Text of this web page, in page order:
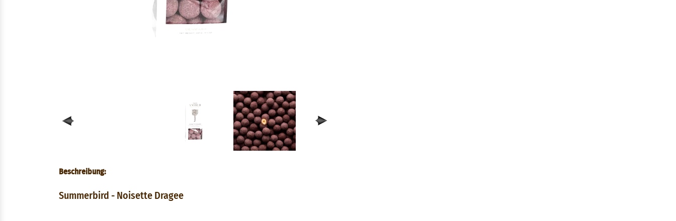
Beschreibung:
Summerbird - Noisette Dragee